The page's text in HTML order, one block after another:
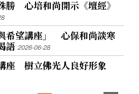
勝 心培和尚開示《壇經》
希望講座」 心保和尚談寒
語2026-06-28
座 樹立佛光人良好形象